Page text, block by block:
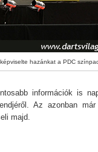
hazánkat a PDC
információk is
Az azonban
majd.